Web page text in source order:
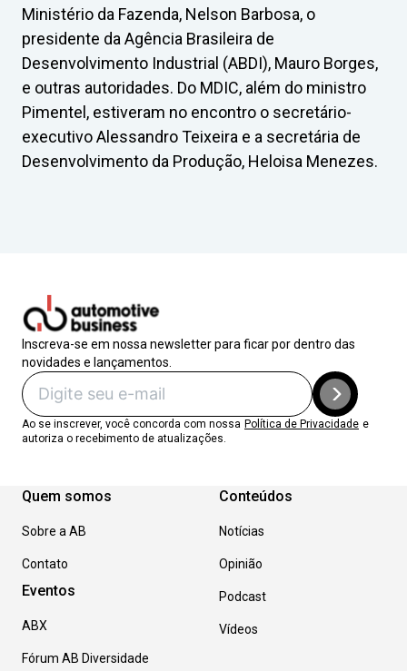
Ministério da Fazenda, Nelson Barbosa, o
presidente da Agência Brasileira de
Desenvolvimento Industrial (ABDI), Mauro Borges,
e outras autoridades. Do MDIC, além do ministro
Pimentel, estiveram no encontro o secretário-
executivo Alessandro Teixeira e a secretária de
Desenvolvimento da Produção, Heloisa Menezes.
Inscreva-se em nossa newsletter para ficar por dentro das
novidades e lançamentos.
Ao se inscrever, você concorda com nossa Política de Privacidade e
autoriza o recebimento de atualizações.
Quem somos
Sobre a AB
Contato
Eventos
ABX
Fórum AB Diversidade
Conteúdos
Notícias
Opinião
Podcast
Vídeos